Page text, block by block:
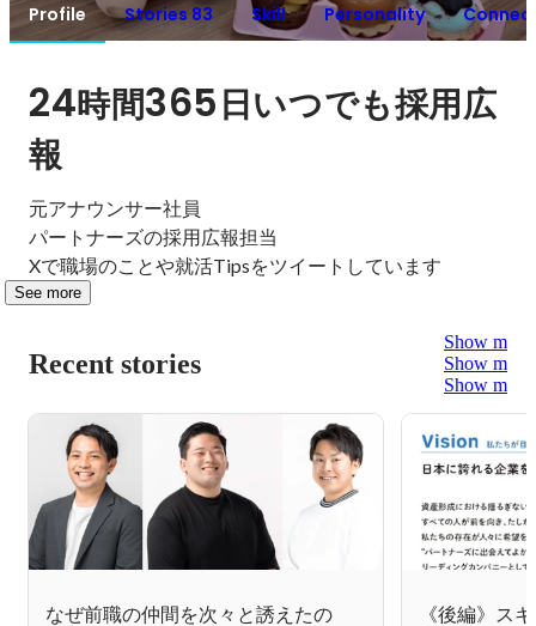
Profile Stories 83 Skill Personality
24時間365日いつでも採用広
報
元アナウンサー社員
パートナーズの採用広報担当
Xで職場のことや就活Tipsをツイートしています
See more
Recent stories
Show more
Show more
Show more
なぜ前職の仲間を次々と誘えたの
《後編》ス